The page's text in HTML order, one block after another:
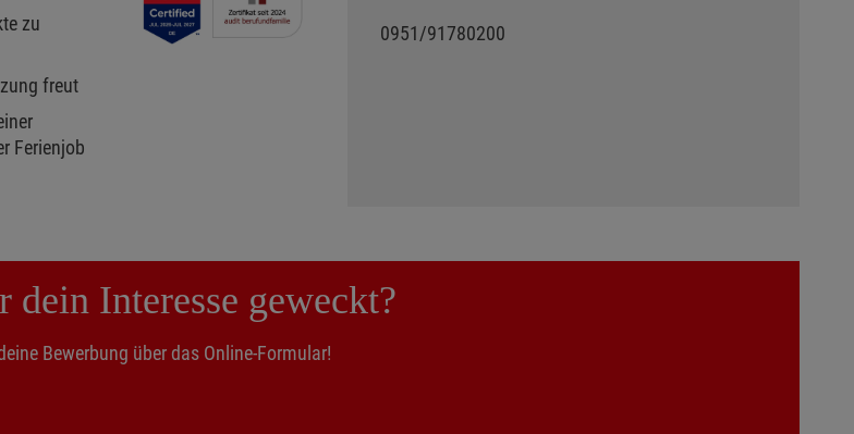
zu
freut
Ferienjob
0951/91780200
dein Interesse geweckt?
Bewerbung über das Online-Formular!